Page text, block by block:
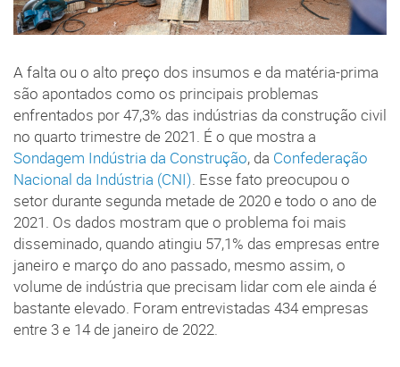
A falta ou o alto preço dos insumos e da matéria-prima
são apontados como os principais problemas
enfrentados por 47,3% das indústrias da construção civil
no quarto trimestre de 2021. É o que mostra a
Sondagem Indústria da Construção, da Confederação
Nacional da Indústria (CNI). Esse fato preocupou o
setor durante segunda metade de 2020 e todo o ano de
2021. Os dados mostram que o problema foi mais
disseminado, quando atingiu 57,1% das empresas entre
janeiro e março do ano passado, mesmo assim, o
volume de indústria que precisam lidar com ele ainda é
bastante elevado. Foram entrevistadas 434 empresas
entre 3 e 14 de janeiro de 2022.